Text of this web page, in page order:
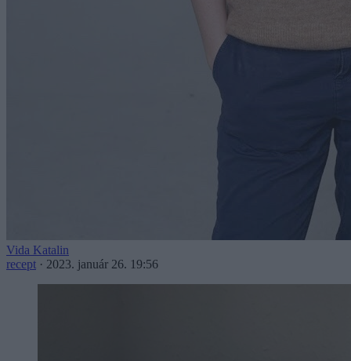
Vida Katalin
recept · 2023. január 26. 19:56